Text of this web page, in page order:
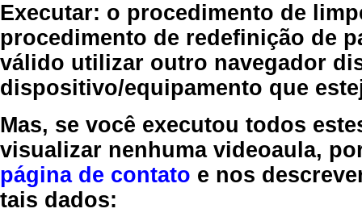
Executar: o procedimento de
procedimento de redefinição de
válido utilizar outro navegador
dispositivo/equipamento que
Mas, se você executou todos
visualizar nenhuma videoaula,
página de contato e nos
tais dados: